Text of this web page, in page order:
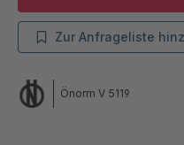
Zur Anfrageliste
Önorm V 5119